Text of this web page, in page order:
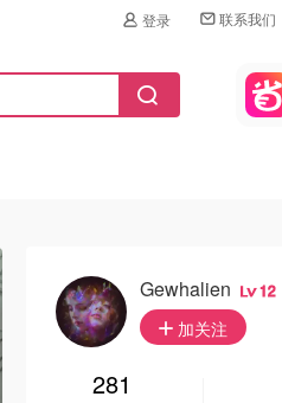
登录 联系我们
Gewhalien 12
加关注
281